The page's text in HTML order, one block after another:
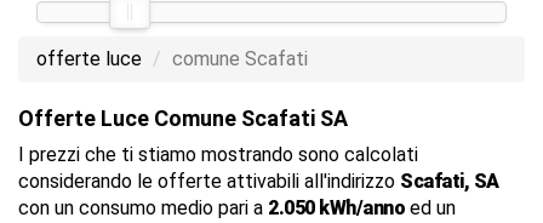
offerte luce comune Scafati
Offerte Luce Comune Scafati SA
I prezzi che ti stiamo mostrando sono calcolati
considerando le offerte attivabili all'indirizzo Scafati, SA
con un consumo medio pari a 2.050 kWh/anno ed un